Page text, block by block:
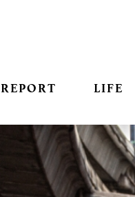
REPORT LIFE